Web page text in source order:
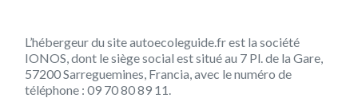
L’hébergeur du site autoecoleguide.fr est la société
IONOS, dont le siège social est situé au 7 Pl. de la Gare,
57200 Sarreguemines, Francia, avec le numéro de
téléphone : 09 70 80 89 11.